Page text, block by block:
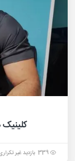
339 بازدید غیر تکراری